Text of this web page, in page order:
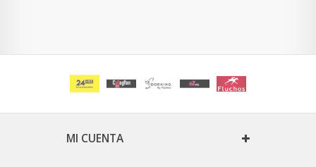
MI CUENTA